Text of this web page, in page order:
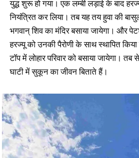
युद्ध शुरू हो गया। एक लम्बी लड़ाई के बाद
नियंत्रित कर लिया। तब यह तय हुवा की
भगवान् शिव का मंदिर बसाया जायेगा। और
हरज्यू को उनकी पैरोणी के साथ स्थापित
टॉप में लोहार परिवार को बसाया जायेगा।
घाटी में सुकून का जीवन बिताते हैं।